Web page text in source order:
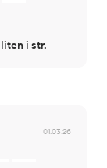
i str.
01.03.26